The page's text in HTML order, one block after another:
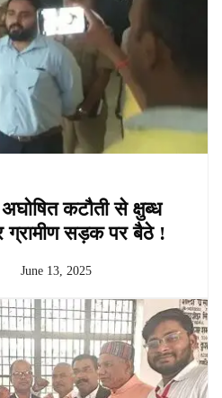
कटौती से क्षुब्ध
ग्रामीण सड़क पर बैठे !
June 13, 2025